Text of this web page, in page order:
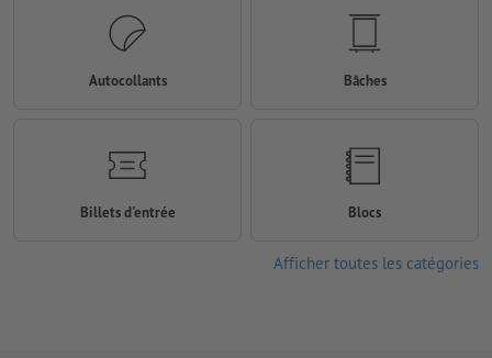
Autocollants Bâches
Billets d'entrée Blocs
Afficher toutes les catégories